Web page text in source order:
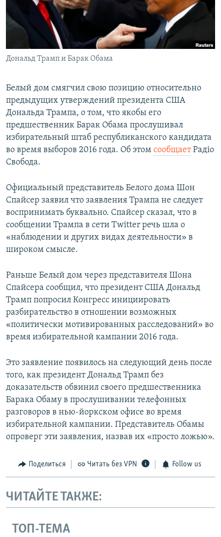
ПОБЕДИТЕЛЕЙ НЕ СУДЯТ?
КРЫМ.НЕПОКОРЕННЫЙ
УКРАИНСКАЯ ПРОБЛЕМА КРЫМА
ПРИСОЕДИНЯЙТЕСЬ!
Дональд Трамп и Барак Обама
Белый дом смягчил свою позицию относительно
предыдущих утверждений президента США
Дональда Трампа, о том, что якобы его
предшественник Барак Обама прослушивал
избирательный штаб республиканского кандидата
во время выборов 2016 года. Об этом сообщаетРадіо
Свобода.
Официальный представитель Белого дома Шон
Спайсер заявил что заявления Трампа не следует
воспринимать буквально. Спайсер сказал, что в
сообщении Трампа в сети Twitter речь шла о
«наблюдении и других видах деятельности» в
широком смысле.
Раньше Белый дом через представителя Шона
Спайсера сообщил, что президент США Дональд
Трамп попросил Конгресс инициировать
разбирательство в отношении возможных
«политически мотивированных расследований» во
время избирательной кампании 2016 года.
Это заявление появилось на следующий день после
того, как президент Дональд Трамп без
доказательств обвинил своего предшественника
Барака Обаму в прослушивании телефонных
разговоров в нью-йоркском офисе во время
избирательной кампании. Представитель Обамы
опроверг эти заявления, назвав их «просто ложью».
Поделиться Читать без VPN Follow us
ЧИТАЙТЕ ТАКЖЕ:
ТОП-ТЕМА